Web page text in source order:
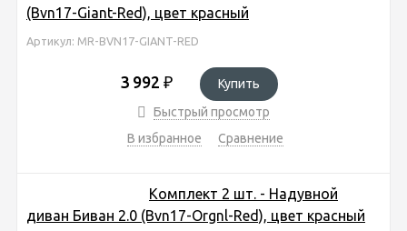
(Bvn17-Giant-Red), цвет красный
Артикул: MR-BVN17-GIANT-RED
3 992 ₽
Купить
Быстрый просмотр
В избранное
Сравнение
Комплект 2 шт. - Надувной
диван Биван 2.0 (Bvn17-Orgnl-Red), цвет красный